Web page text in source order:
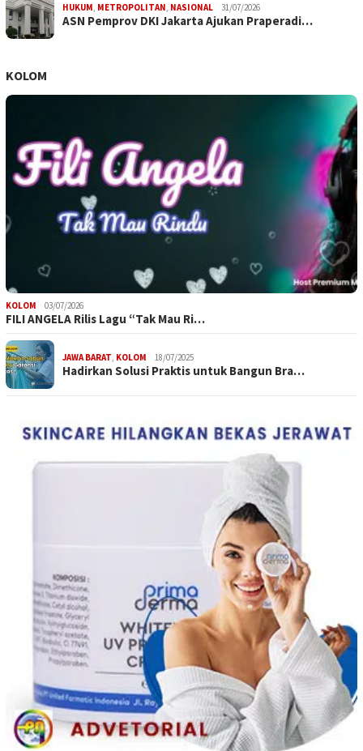
HUKUM METROPOLITAN NASIONAL 31/07/2026
ASN Pemprov DKI Jakarta Ajukan Praperadi…
KOLOM
KOLOM 03/07/2026
FILI ANGELA Rilis Lagu “Tak Mau Ri…
JAWA BARAT, KOLOM 18/07/2025
Hadirkan Solusi Praktis untuk Bangun Bra…